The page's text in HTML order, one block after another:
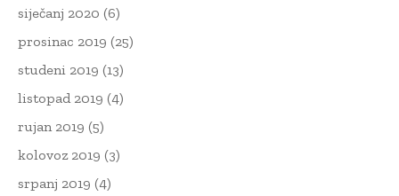
siječanj 2020 (6)
prosinac 2019 (25)
studeni 2019 (13)
listopad 2019 (4)
rujan 2019 (5)
kolovoz 2019 (3)
srpanj 2019 (4)